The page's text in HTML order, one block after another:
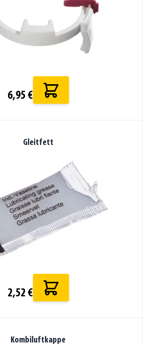
6,95 €
Gleitfett
2,52 €
Kombiluftkappe